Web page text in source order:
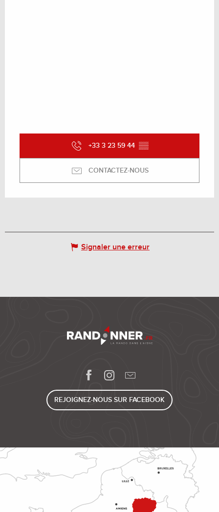
+33 3 23 59 44 ▒▒
CONTACTEZ-NOUS
Signaler une erreur
REJOIGNEZ-NOUS SUR FACEBOOK